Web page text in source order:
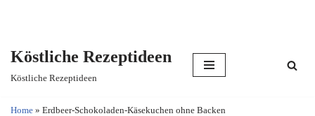
content
Köstliche Rezeptideen
Köstliche Rezeptideen
Home » Erdbeer-Schokoladen-Käsekuchen ohne Backen